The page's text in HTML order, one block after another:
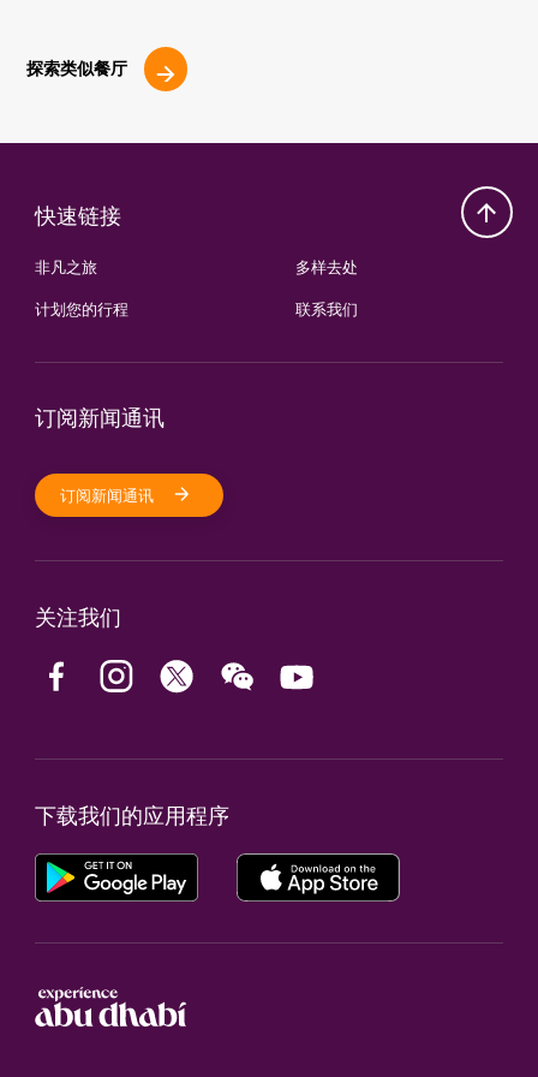
探索类似餐厅
快速链接
非凡之旅
计划您的行程
多样去处
联系我们
订阅新闻通讯
订阅新闻通讯
关注我们
下载我们的应用程序